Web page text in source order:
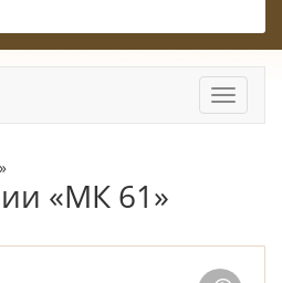
«МК 61»